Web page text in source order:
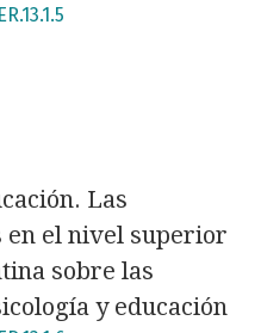
Las
en el nivel superior
sobre las
y educación